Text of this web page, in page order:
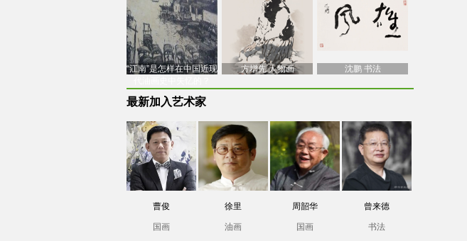
“江南”是怎样在中国近现
方增先 人物画 沈鹏 书法
最新加入艺术家
曹俊
国画
徐里
油画
周韶华
国画
曾来德
书法